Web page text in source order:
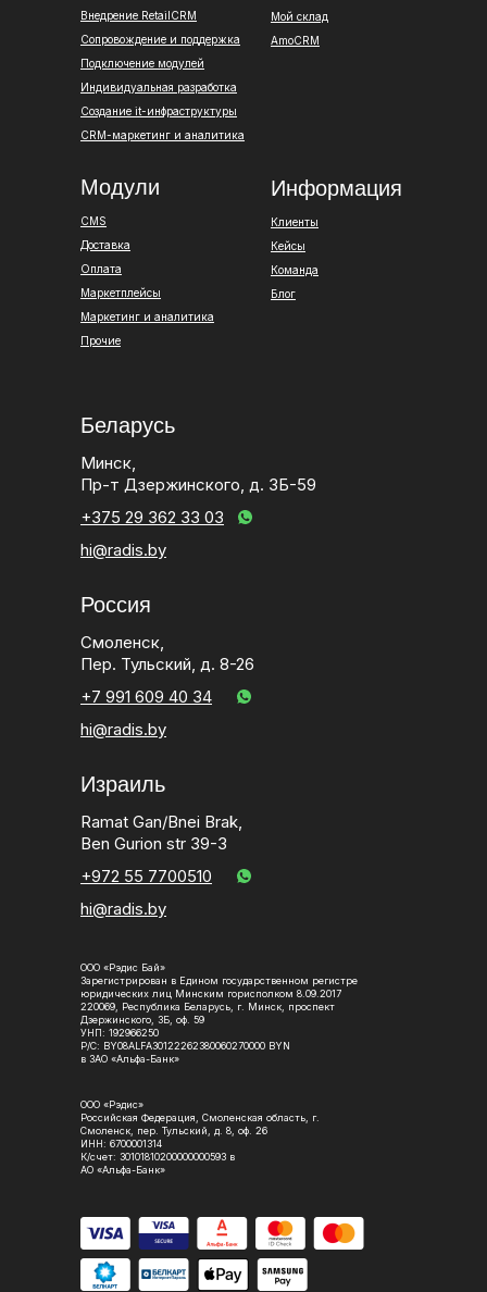
Мой склад
AmoCRM
CMS
Доставка
Оплата
Внедрение RetailCRM
Сопровождение и поддержка
Подключение модулей
Индивидуальная разработка
Создание it-инфраструктуры
CRM-маркетинг и аналитика
Маркетплейсы
Маркетинг и аналитика
Прочие
Модули
Израиль
Ramat Gan/Bnei Brak,
Ben Gurion str 39-3
+972 55 7700510
hi@radis.by
Беларусь
Минск,
Пр-т Дзержинского, д. 3Б-59
Россия
hi@radis.by
Клиенты
Кейсы
Команда
Блог
Информация
Смоленск,
Пер. Тульский, д. 8-26
hi@radis.by
+375 29 362 33 03
+7 991 609 40 34
ООО «Рэдис Бай»
Зарегистрирован в Едином государственном регистре
юридических лиц Минским горисполком 8.09.2017
220069, Республика Беларусь, г. Минск, проспект
Дзержинского, 3Б, оф. 59
УНП: 192966250
Р/С: BY08ALFA30122262380060270000 BYN
в ЗАО «Альфа-Банк»
ООО «Рэдис»
Российская Федерация, Смоленская область, г.
Смоленск, пер. Тульский, д. 8, оф. 26
ИНН: 6700001314
К/счет: 30101810200000000593 в
АО «Альфа-Банк»